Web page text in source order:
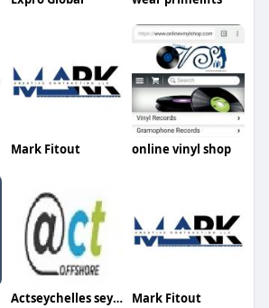
Mark Fitout online vinyl shop
Actseychelles seychelles Mark Fitout